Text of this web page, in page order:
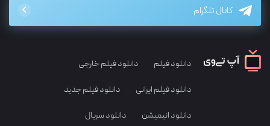
کانال تلگرام
دانلود فیلم دانلود فیلم خارجی
دانلود فیلم ایرانی دانلود فیلم جدید
دانلود انیمیشن دانلود سریال